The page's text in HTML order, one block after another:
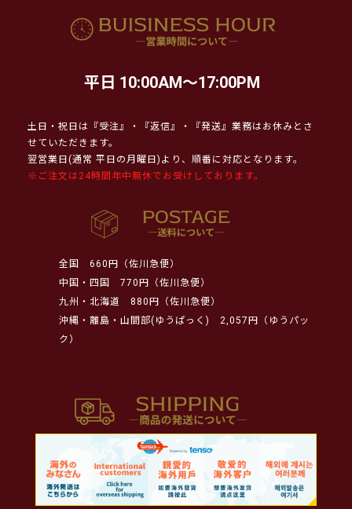
平日 10:00AM～17:00PM
土日・祝日は『受注』・『返信』・『発送』業務はお休みとさ
せていただきます。
翌営業日(通常 平日の月曜日)より、順番に対応となります。
※ご注文は24時間年中無休でお受けしております。
全国
660円（佐川急便）
中国・四国
770円（佐川急便）
九州・北海道
880円（佐川急便）
沖縄・離島・山間部(ゆうぱっく)
2,057円（ゆうパッ
ク）